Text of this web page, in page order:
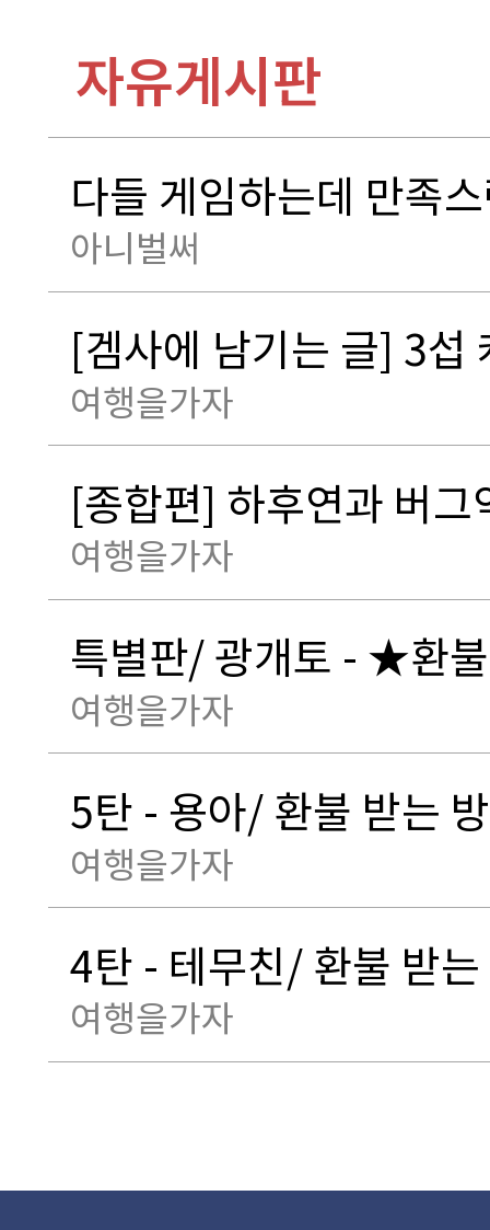
자유게시판
다들 게임하는데 만족
아니벌써
[겜사에 남기는 글] 3
여행을가자
[종합편] 하후연과 버
여행을가자
특별판/ 광개토 - ★환
여행을가자
5탄 - 용아/ 환불 받는
여행을가자
4탄 - 테무친/ 환불 받
여행을가자